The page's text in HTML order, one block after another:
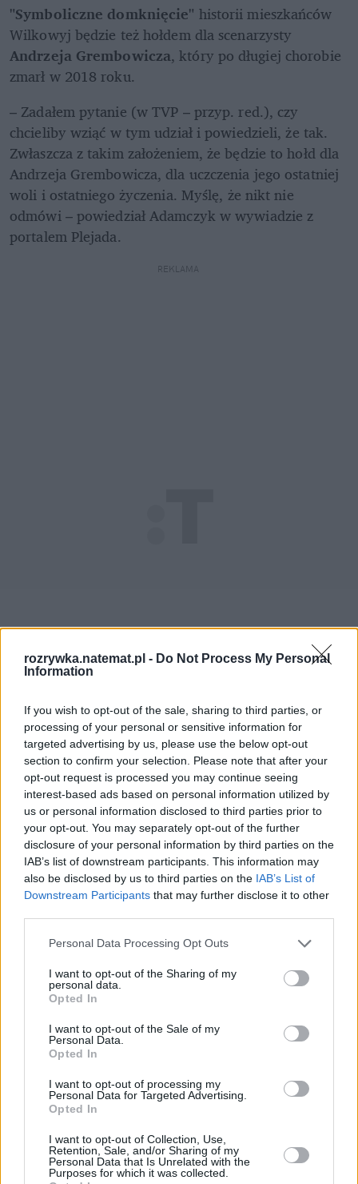
rozrywka.natemat.pl - Do Not Process My Personal
Information
If you wish to opt-out of the sale, sharing to third parties, or
processing of your personal or sensitive information for
targeted advertising by us, please use the below opt-out
section to confirm your selection. Please note that after your
opt-out request is processed you may continue seeing
interest-based ads based on personal information utilized by
us or personal information disclosed to third parties prior to
your opt-out. You may separately opt-out of the further
disclosure of your personal information by third parties on the
IAB’s list of downstream participants. This information may
also be disclosed by us to third parties on the IAB’s List of
Downstream Participants that may further disclose it to other
Personal Data Processing Opt Outs
I want to opt-out of the Sharing of my
personal data.
Opted In
I want to opt-out of the Sale of my
Personal Data.
Opted In
I want to opt-out of processing my
Personal Data for Targeted Advertising.
Opted In
I want to opt-out of Collection, Use,
Retention, Sale, and/or Sharing of my
Personal Data that Is Unrelated with the
Purposes for which it was collected.
"Symboliczne domknięcie" historii mieszkańców
Andrzeja Grembowicza, który po długiej chorobie
zmarł w 2018 roku.
– Zadałem pytanie (w TVP – przyp. red.), czy
chcieliby wziąć w tym udział i powiedzieli, że tak.
Zwłaszcza z takim założeniem, że będzie to hołd dla
Andrzeja Grembowicza, dla uczczenia jego ostatniej
woli i ostatniego życzenia. Myślę, że nikt nie
odmówi – powiedział Adamczyk w wywiadzie z
portalem Plejada.
REKLAMA
Czytaj także:
Filmy i seriale
Pora na Wilkowyje. Sprawdź, jak
dobrze pamiętasz postaci z serialu
"Ranczo"